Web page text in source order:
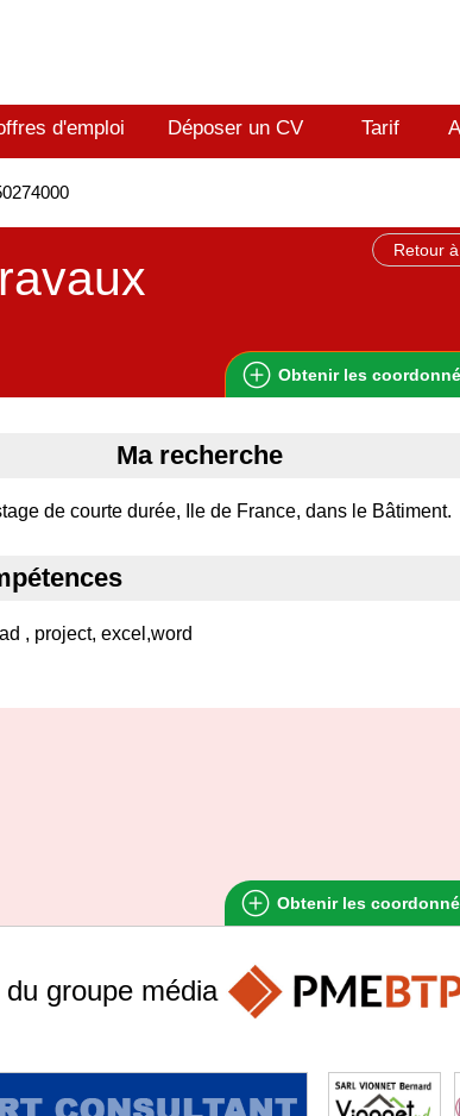
d'emploi Déposer un CV Tarif
Retour
Obtenir les
Ma recherche
de courte durée, Ile de France, dans le Bâtiment.
, project, excel,word
Obtenir les
groupe média